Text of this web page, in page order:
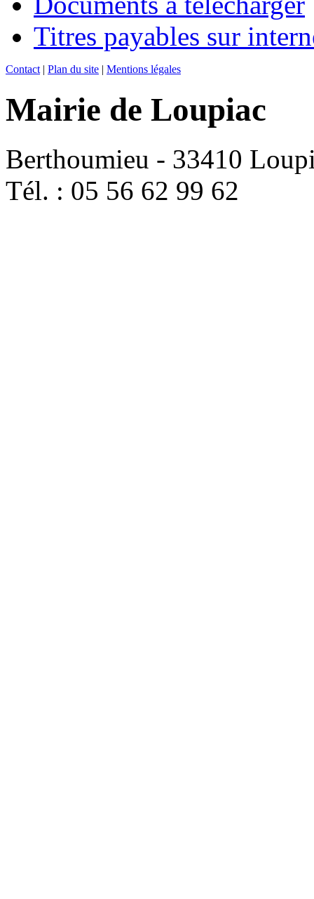
Titres payables sur
Contact | Plan du site | Mentions légales
Mairie de Loupiac
Berthoumieu - 33410
Tél. : 05 56 62 99 62